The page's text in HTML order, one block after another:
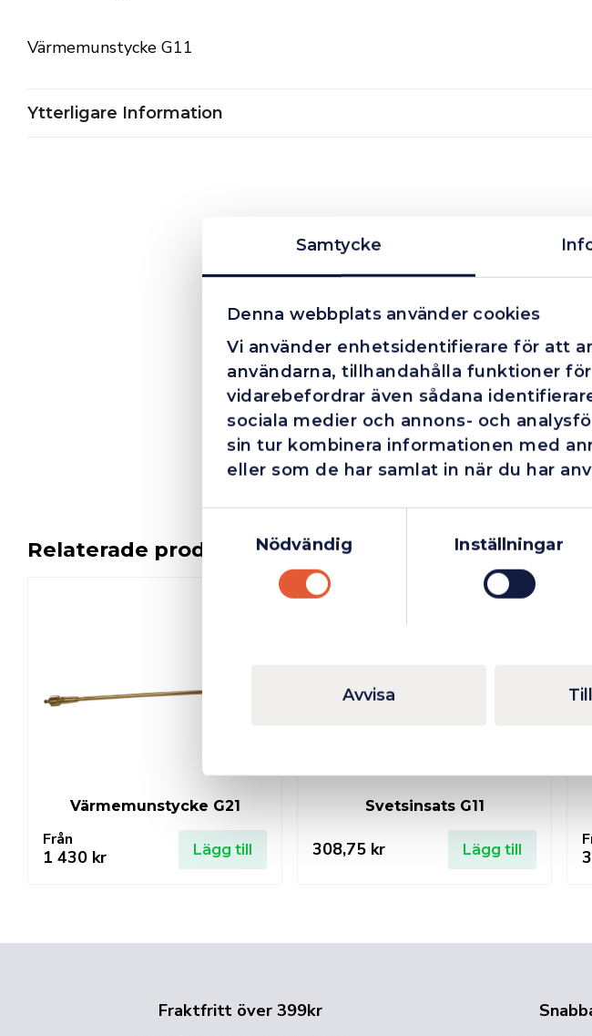
Samtycke
Denna webbplats använder cookies
Vi använder enhetsidentifierare för att
användarna, tillhandahålla funktioner
vidarebefordrar även sådana
sociala medier och annons- och
sin tur kombinera informationen med
eller som de har samlat in när du har
Nödvändig
Inställningar
Avvisa
Värmemunstycke G11
Ytterligare Information
Relaterade produkter
Värmemunstycke G21
Från
1 430 kr Lägg till
I lager
Svetsinsats G11
308,75 kr Lägg till
Fraktfritt över 399kr